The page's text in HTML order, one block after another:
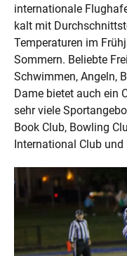
internationale
kalt mit
Temperaturen im
Sommern. Beliebte
Schwimmen, Angeln,
Dame bietet auch ein
sehr viele
Book Club, Bowling
International Club